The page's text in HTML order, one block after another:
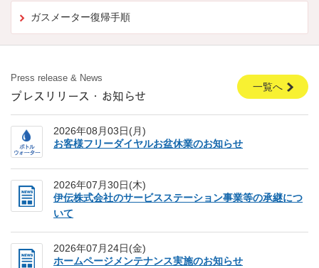
ガスメーター復帰手順
Press release & News
プレスリリース・お知らせ
一覧へ
2026年08月03日(月)
お客様フリーダイヤルお盆休業のお知らせ
2026年07月30日(木)
伊伝株式会社のサービスステーション事業等の承継につ
いて
2026年07月24日(金)
ホームページメンテナンス実施のお知らせ